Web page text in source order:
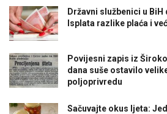
Državni službenici u
Isplata razlike plaća i
Povijesni zapis iz
dana suše ostavilo
poljoprivredu
Sačuvajte okus ljeta: